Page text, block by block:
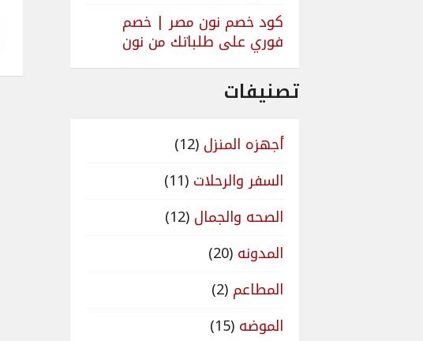
كود خصم نون مصر | خصم
فوري على طلباتك من نون
تصنيفات
أجهزه المنزل (12)
السفر والرحلات (11)
الصحه والجمال (12)
المدونه (20)
المطاعم (2)
الموضه (15)